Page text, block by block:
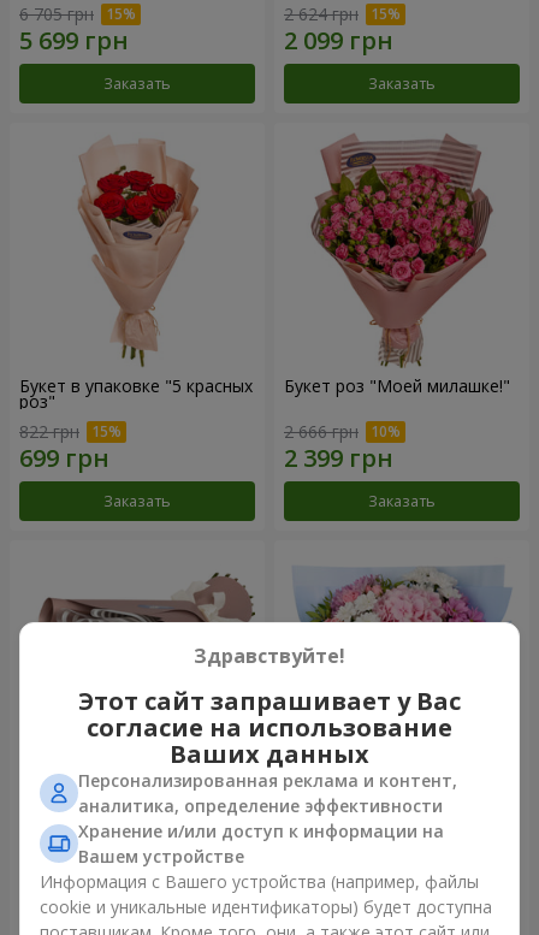
6 705 грн
Заказать
2 624 грн
Заказать
Букет в упаковке "5 красных
роз"
822 грн
Заказать
Букет роз "Моей милашке!"
2 666 грн
Заказать
Букет "7 розовых роз!"
1 074 грн
Заказать
Романтический букет
"Небеса"
Заказать
Здравствуйте!
Этот сайт запрашивает у Вас
согласие на использование
Ваших данных
Персонализированная реклама и контент,
аналитика, определение эффективности
Хранение и/или доступ к информации на
Вашем устройстве
Информация с Вашего устройства (например, файлы
cookie и уникальные идентификаторы) будет доступна